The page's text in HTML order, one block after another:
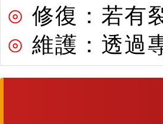
⊙ 修復：若有
⊙ 維護：透過